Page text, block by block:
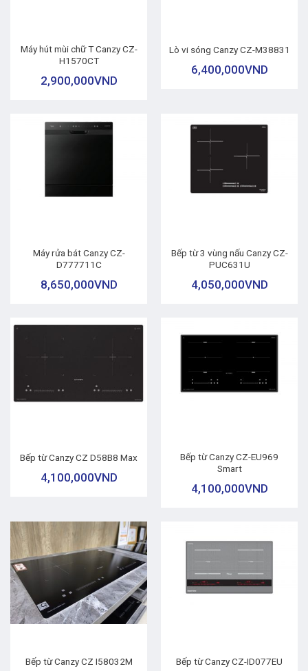
Máy hút mùi chữ T Canzy CZ-
H1570CT
2,900,000VND
Lò vi sóng Canzy CZ-M38831
6,400,000VND
Máy rửa bát Canzy CZ-
D777711C
8,650,000VND
Bếp từ 3 vùng nấu Canzy CZ-
PUC631U
4,050,000VND
Bếp từ Canzy CZ D58B8 Max
4,100,000VND
Bếp từ Canzy CZ-EU969
Smart
4,100,000VND
Bếp từ Canzy CZ I58032M Bếp từ Canzy CZ-ID077EU